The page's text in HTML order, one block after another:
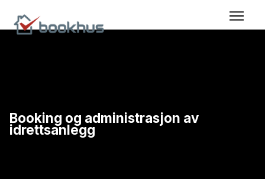
Booking og administrasjon av
idrettsanlegg